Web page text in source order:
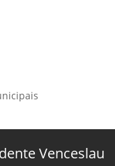
Venceslau